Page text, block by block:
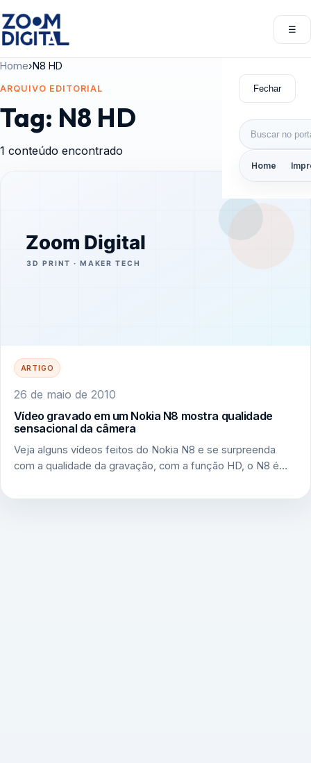
☰
Fechar
Buscar por:
Home
Home›N8 HD
ARQUIVO EDITORIAL
Tag: N8 HD
1 conteúdo encontrado
ARTIGO
26 de maio de 2010
Vídeo gravado em um Nokia N8 mostra qualidade
sensacional da câmera
Veja alguns vídeos feitos do Nokia N8 e se surpreenda
com a qualidade da gravação, com a função HD, o N8 é…